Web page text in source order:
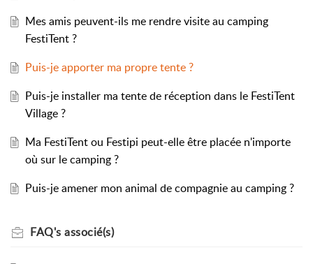
Mes amis peuvent-ils me rendre visite au camping
FestiTent ?
Puis-je apporter ma propre tente ?
Puis-je installer ma tente de réception dans le FestiTent
Village ?
Ma FestiTent ou Festipi peut-elle être placée n'importe
où sur le camping ?
Puis-je amener mon animal de compagnie au camping ?
FAQ's associé(s)